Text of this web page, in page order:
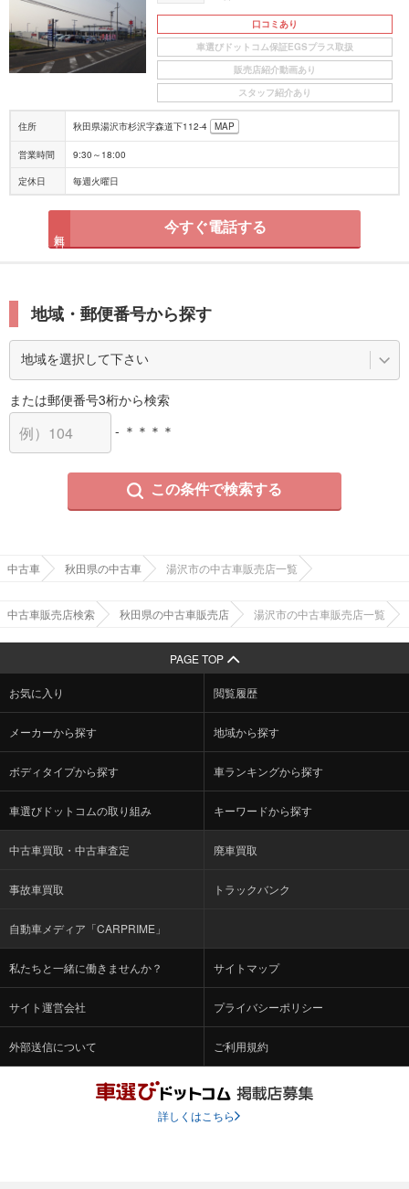
口コミあり
車選びドットコム保証EGSプラス取扱
販売店紹介動画あり
スタッフ紹介あり
住所 秋田県湯沢市杉沢字森道下112-4 MAP
営業時間 9:30～18:00
定休日 毎週火曜日
今すぐ電話する
地域・郵便番号から探す
または郵便番号3桁から検索
- ＊＊＊＊
この条件で検索する
中古車 秋田県の中古車 湯沢市の中古車販売店一覧
中古車販売店検索 秋田県の中古車販売店 湯沢市の中古車販売店一覧
PAGE TOP
お気に入り 閲覧履歴
メーカーから探す 地域から探す
ボディタイプから探す 車ランキングから探す
車選びドットコムの取り組み キーワードから探す
中古車買取・中古車査定 廃車買取
事故車買取 トラックバンク
自動車メディア「CARPRIME」
私たちと一緒に働きませんか？ サイトマップ
サイト運営会社 プライバシーポリシー
外部送信について ご利用規約
詳しくはこちら